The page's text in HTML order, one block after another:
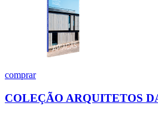
comprar
COLEÇÃO ARQUITETOS